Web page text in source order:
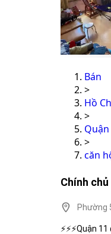
Bán
>
Hồ
>
Quận
>
căn
Chính
Phường
⚡⚡⚡Quận